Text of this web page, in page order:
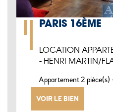
PARIS 16ÈME
LOCATION
- HENRI MARTIN/
Appartement 2 pièce(s)
VOIR LE BIEN